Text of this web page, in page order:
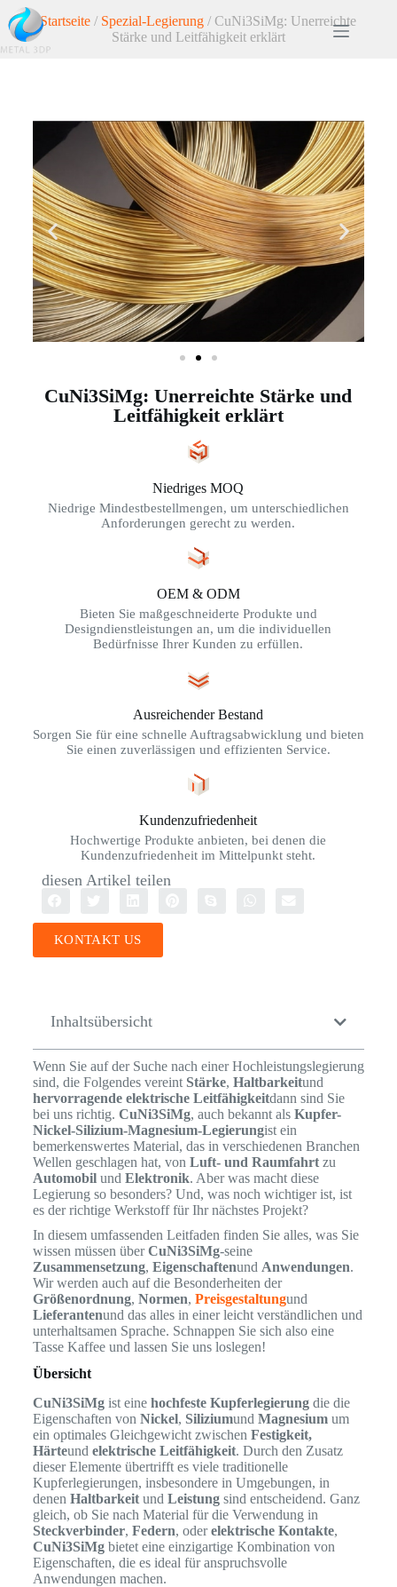
Startseite / Spezial-Legierung / CuNi3SiMg: Unerreichte
Stärke und Leitfähigkeit erklärt
CuNi3SiMg: Unerreichte Stärke und
Leitfähigkeit erklärt
Niedriges MOQ
Niedrige Mindestbestellmengen, um unterschiedlichen
Anforderungen gerecht zu werden.
OEM & ODM
Bieten Sie maßgeschneiderte Produkte und
Designdienstleistungen an, um die individuellen
Bedürfnisse Ihrer Kunden zu erfüllen.
Ausreichender Bestand
Sorgen Sie für eine schnelle Auftragsabwicklung und bieten
Sie einen zuverlässigen und effizienten Service.
Kundenzufriedenheit
Hochwertige Produkte anbieten, bei denen die
Kundenzufriedenheit im Mittelpunkt steht.
diesen Artikel teilen
KONTAKT US
Inhaltsübersicht
Wenn Sie auf der Suche nach einer Hochleistungslegierung
sind, die Folgendes vereint Stärke, Haltbarkeitund
hervorragende elektrische Leitfähigkeitdann sind Sie
bei uns richtig. CuNi3SiMg, auch bekannt als Kupfer-
Nickel-Silizium-Magnesium-Legierungist ein
bemerkenswertes Material, das in verschiedenen Branchen
Wellen geschlagen hat, von Luft- und Raumfahrtzu
Automobilund Elektronik. Aber was macht diese
Legierung so besonders? Und, was noch wichtiger ist, ist
es der richtige Werkstoff für Ihr nächstes Projekt?
In diesem umfassenden Leitfaden finden Sie alles, was Sie
wissen müssen überCuNi3SiMg-seine
Zusammensetzung, Eigenschaftenund Anwendungen.
Wir werden auch auf die Besonderheiten der
Größenordnung, Normen, Preisgestaltungund
Lieferantenund das alles in einer leicht verständlichen und
unterhaltsamen Sprache. Schnappen Sie sich also eine
Tasse Kaffee und lassen Sie uns loslegen!
Übersicht
CuNi3SiMgist eine hochfeste Kupferlegierungdie die
Eigenschaften von Nickel, Siliziumund Magnesiumum
ein optimales Gleichgewicht zwischen Festigkeit,
Härteund elektrische Leitfähigkeit. Durch den Zusatz
dieser Elemente übertrifft es viele traditionelle
Kupferlegierungen, insbesondere in Umgebungen, in
denen Haltbarkeitund Leistungsind entscheidend. Ganz
gleich, ob Sie nach Material für die Verwendung in
Steckverbinder, Federn, oderelektrische Kontakte,
CuNi3SiMgbietet eine einzigartige Kombination von
Eigenschaften, die es ideal für anspruchsvolle
Anwendungen machen.